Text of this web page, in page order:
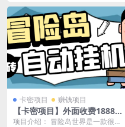
卡密项目 赚钱项目
【卡密项目】外面收费1888的
冒险岛阿尔泰亚服全自动搬砖
项目介绍： 冒险岛世界是一款很好